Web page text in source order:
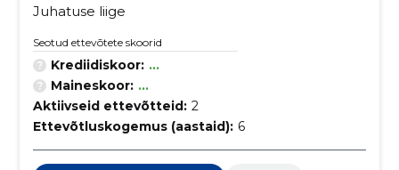
Juhatuse liige
Seotud ettevõtete skoorid
Krediidiskoor: ...
Maineskoor: ...
Aktiivseid ettevõtteid: 2
Ettevõtluskogemus (aastaid): 6